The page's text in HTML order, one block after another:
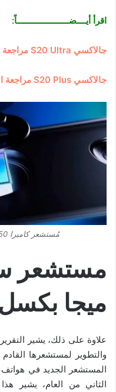
اقرأ أيــــضــــــــــــــــــــــاً:
جالاكسي S20 Ultra مراجعة الأداء والمواصفات
جالاكسي S20 Plus مراجعة المواصفات والسعر والأداء
مُستشعر كاميرا 150 ميجا بيكسل من سامسونج
مستشعر
ميجا
علاوة على ذلك، يشير
الثاني من العام، يشير